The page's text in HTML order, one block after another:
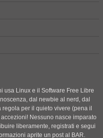
usa Linux e il Software Free Libre
dal newbie al nerd, dal
per il quieto vivere (pena il
Nessuno nasce imparato
liberamente, registrati e segui
aprite un post al BAR.